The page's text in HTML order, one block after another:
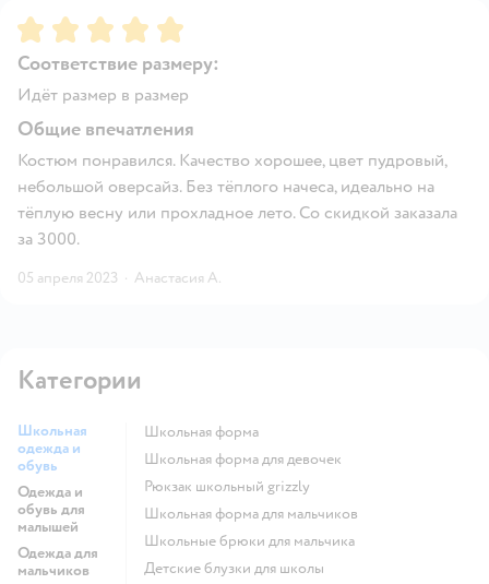
Рейтинг:5
Соответствие размеру:
Идёт размер в размер
Общие впечатления
Костюм понравился. Качество хорошее, цвет пудровый,
небольшой оверсайз. Без тёплого начеса, идеально на
тёплую весну или прохладное лето. Со скидкой заказала
за 3000.
05 апреля 2023 · Анастасия А.
Категории
Школьная
одежда и
обувь
Одежда и
обувь для
малышей
Одежда для
мальчиков
Школьная форма
Школьная форма для девочек
Рюкзак школьный grizzly
Школьная форма для мальчиков
Школьные брюки для мальчика
Детские блузки для школы